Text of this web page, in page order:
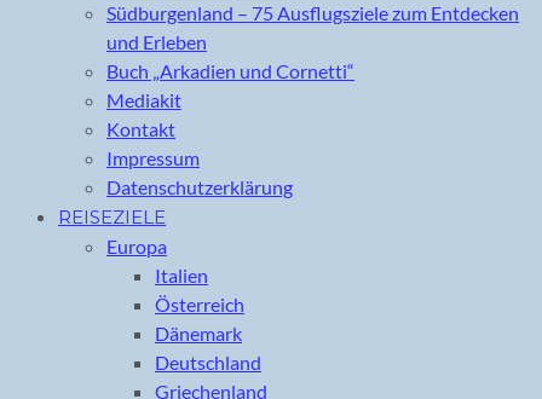
Südburgenland – 75 Ausflugsziele zum Entdecken
und Erleben
Buch „Arkadien und Cornetti“
Mediakit
Kontakt
Impressum
Datenschutzerklärung
REISEZIELE
Europa
Italien
Österreich
Dänemark
Deutschland
Griechenland